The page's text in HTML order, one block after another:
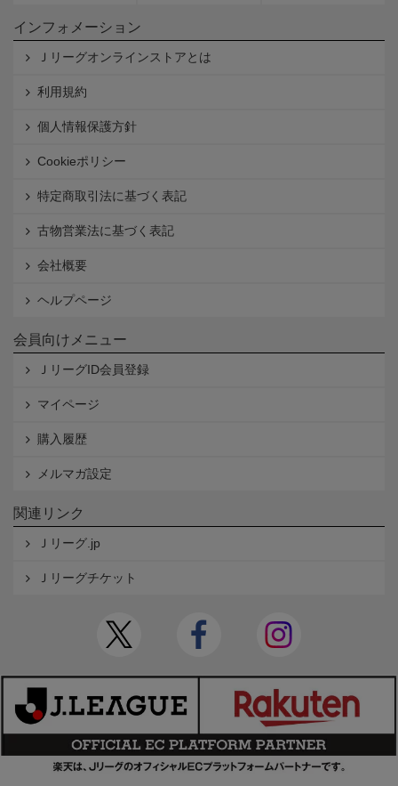
インフォメーション
Ｊリーグオンラインストアとは
利用規約
個人情報保護方針
Cookieポリシー
特定商取引法に基づく表記
古物営業法に基づく表記
会社概要
ヘルプページ
会員向けメニュー
ＪリーグID会員登録
マイページ
購入履歴
メルマガ設定
関連リンク
Ｊリーグ.jp
Ｊリーグチケット